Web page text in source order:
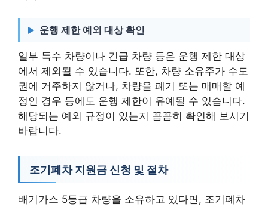
운행 제한 예외 대상 확인
일부 특수 차량이나 긴급 차량 등은 운행 제한 대상
에서 제외될 수 있습니다. 또한, 차량 소유주가 수도
권에 거주하지 않거나, 차량을 폐기 또는 매매할 예
정인 경우 등에도 운행 제한이 유예될 수 있습니다.
해당되는 예외 규정이 있는지 꼼꼼히 확인해 보시기
바랍니다.
조기폐차 지원금 신청 및 절차
배기가스 5등급 차량을 소유하고 있다면, 조기폐차